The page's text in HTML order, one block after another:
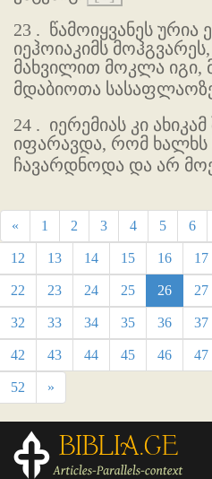
23 . წამოიყვანეს ურია
იეჰოიაკიმს
მახვილით მოკლა იგი,
მდაბიოთა
24 . იერემიას კი
იფარავდა, რომ ხალხს
ჩავარდნოდა და არ
« 1 2 3 4 5 6
12 13 14 15 16 17
22 23 24 25 26 27
32 33 34 35 36 37
42 43 44 45 46 47
52 »